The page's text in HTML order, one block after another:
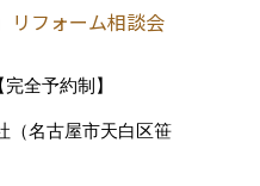
リフォーム相談会
全予約制】
（名古屋市天白区笹